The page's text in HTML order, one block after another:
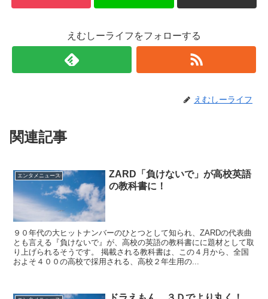
えむしーライフをフォローする
えむしーライフ
関連記事
エンタメニュース
ZARD「負けないで」が高校英語
の教科書に！
９０年代の大ヒットナンバーのひとつとして知られ、ZARDの代表曲
とも言える『負けないで』が、高校の英語の教科書にに題材として取
り上げられるそうです。 掲載される教科書は、この４月から、全国
およそ４００の高校で採用される、高校２年生用の...